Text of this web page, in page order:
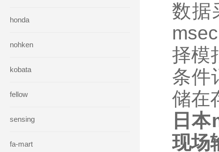
honda
nohken
kobata
fellow
sensing
fa-mart
数据
择模
条件
储在
日
现场